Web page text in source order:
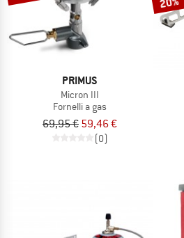
PRIMUS
Micron III
Fornelli a gas
69,95 € 59,46 €
(0)